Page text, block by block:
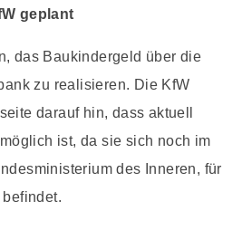
geplant
das Baukindergeld über die
zu realisieren. Die KfW
darauf hin, dass aktuell
ist, da sie sich noch im
des Inneren, für